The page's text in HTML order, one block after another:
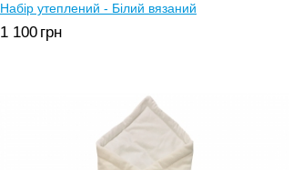
Набір утеплений - Білий вязаний
1 100 грн